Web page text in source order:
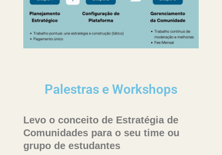
Palestras e Workshops
Levo o conceito de Estratégia de
Comunidades para o seu time ou
grupo de estudantes